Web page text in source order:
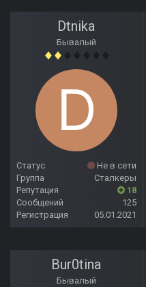
Dtnika
Бывалый
Статус
Не в сети
Группа
Сталкеры
Репутация
18
Сообщений
125
Регистрация
05.01.2021
Bur0tina
Бывалый